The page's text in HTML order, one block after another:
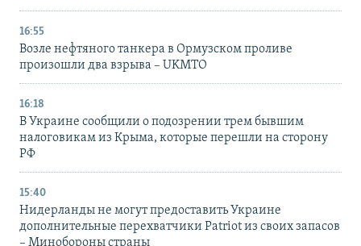
16:55
Возле нефтяного танкера в Ормузском проливе
произошли два взрыва – UKMTO
16:18
В Украине сообщили о подозрении трем бывшим
налоговикам из Крыма, которые перешли на сторону
РФ
15:40
Нидерланды не могут предоставить Украине
дополнительные перехватчики Patriot из своих запасов
– Минобороны страны